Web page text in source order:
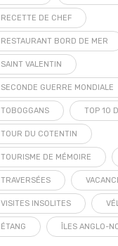
RECETTE DE CHEF
RESTAURANT BORD DE MER
SAINT VALENTIN
SECONDE GUERRE MONDIALE
TOBOGGANS TOP 10
TOUR DU COTENTIN
TOURISME DE MÉMOIRE
TRAVERSÉES
VISITES INSOLITES
ÉTANG ÎLES ANGLO-